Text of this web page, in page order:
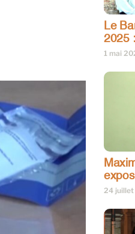
Le
2025 :
1 mai
24